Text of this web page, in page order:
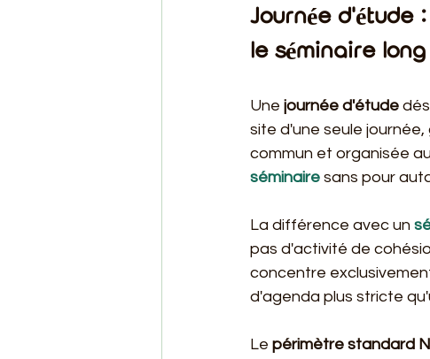
Journée d'étude
le séminaire long
Une journée d'étude
site d'une seule
commun et organisée
séminaire sans pour
La différence avec un
pas d'activité de
concentre
d'agenda plus stricte
Le périmètre standard